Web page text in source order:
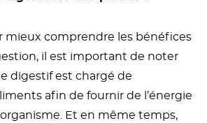
mieux comprendre les bénéfices
il est important de noter
digestif est chargé de
afin de fournir de l’énergie
Et en même temps,